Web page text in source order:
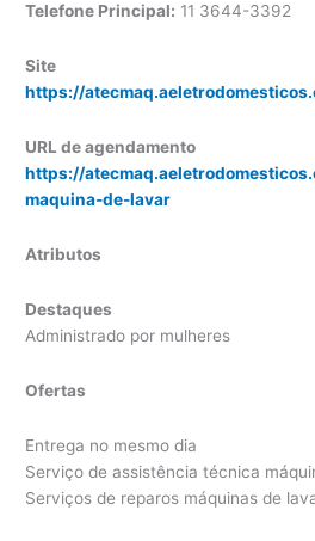
Telefone Principal: 11 3644-3392
Site
https://
URL de agendamento
https://
maquina-de-lavar
Atributos
Destaques
Administrado por mulheres
Ofertas
Entrega no mesmo dia
Serviço de assistência técnica
Serviços de reparos máquinas de